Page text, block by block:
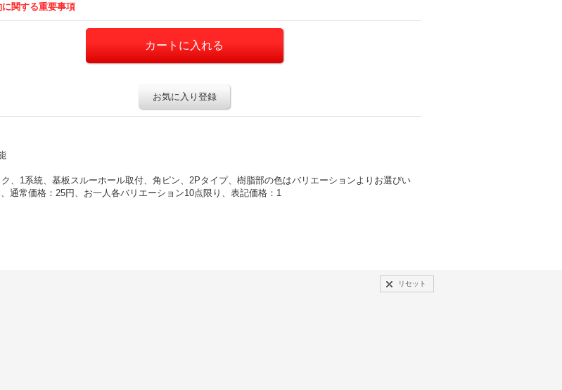
関する重要事項
お気に入り登録
ク、1系統、基板スルーホール取付、角ピン、2Pタイプ、樹脂部の色はバリエーションよりお選びい
通常価格：25円、お一人各バリエーション10点限り、表記価格：1
リセット